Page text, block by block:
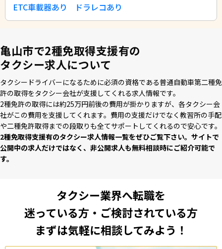
ETC車載器あり
ドラレコあり
亀山市で2種免取得支援有の
タクシー求人について
タクシードライバーになるために必須の資格である普通⾃動⾞第⼆種免
許の取得をタクシー会社が⽀援してくれる求⼈情報です。
2種免許の取得には約25万円前後の費⽤が掛かりますが、各タクシー会
社がこの費⽤を⽀援してくれます。費⽤の⽀援だけでなく教習所の⼿配
や⼆種免許取得までの段取りも全てサポートしてくれるので安⼼です。
2種免取得支援有のタクシー求⼈情報⼀覧をぜひご覧下さい。サイトで
公開中の求⼈だけではなく、⾮公開求⼈も無料相談時にご紹介可能で
す。
タクシー業界へ転職を
迷っている方・ご検討されている方
まずは気軽に相談してみよう！